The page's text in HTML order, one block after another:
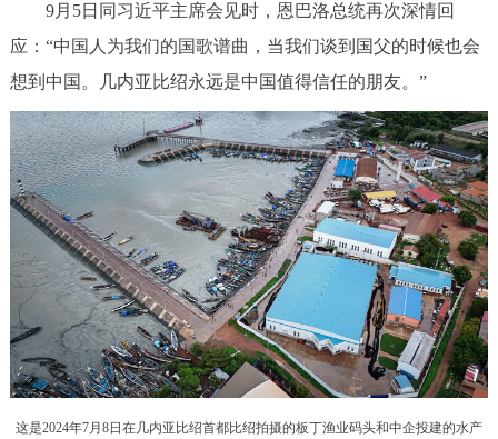
9月5日同习近平主席会见时，恩巴洛总统再次深情回
应：“中国人为我们的国歌谱曲，当我们谈到国父的时候也会
想到中国。几内亚比绍永远是中国值得信任的朋友。”
这是2024年7月8日在几内亚比绍首都比绍拍摄的板丁渔业码头和中企投建的水产